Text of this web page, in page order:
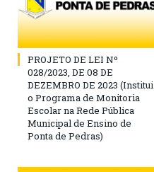
PROJETO DE LEI Nº
028/2023, DE 08 DE
DEZEMBRO DE 2023 (Institui
o Programa de Monitoria
Escolar na Rede Pública
Municipal de Ensino de
Ponta de Pedras)